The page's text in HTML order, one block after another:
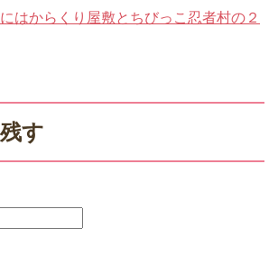
はからくり屋敷とちびっこ忍者村の２
す